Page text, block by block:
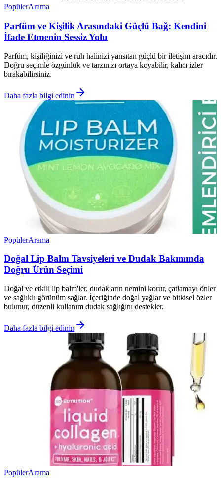
PopülerArama
Parfüm ve Kişilik Arasındaki Güçlü Bağ: Kendini
İfade Etmenin Sessiz Yolu
Parfüm, kişiliğinizi ve ruh halinizi yansıtan güçlü bir iletişim aracıdır.
Doğru seçimle özgünlük ve tarzınızı ortaya koyabilir, kalıcı izler
bırakabilirsiniz.
Daha fazla bilgi edinin
PopülerArama
Doğal Lip Balm Tavsiyeleri ve Dudak Bakımında
Doğru Ürün Seçimi
Doğal ve etkili lip balm'ler, dudakların nemini korur, çatlamayı önler
ve sağlıklı görünüm sağlar. İçeriğinde doğal yağlar ve bitkisel özler
bulunur, düzenli kullanım dudak sağlığını destekler.
Daha fazla bilgi edinin
PopülerArama